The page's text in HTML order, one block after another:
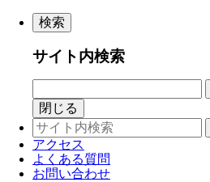
検索
サイト内検索
閉じる
アクセス
よくある質問
お問い合わせ